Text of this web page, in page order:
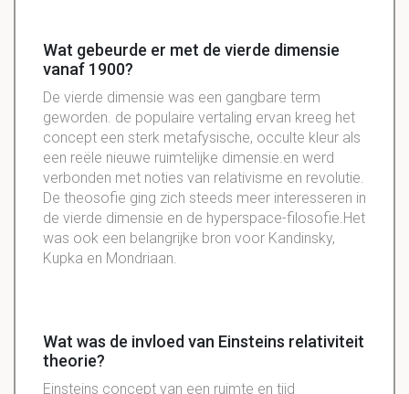
Wat gebeurde er met de vierde dimensie
vanaf 1900?
De vierde dimensie was een gangbare term
geworden. de populaire vertaling ervan kreeg het
concept een sterk metafysische, occulte kleur als
een reële nieuwe ruimtelijke dimensie.en werd
verbonden met noties van relativisme en revolutie.
De theosofie ging zich steeds meer interesseren in
de vierde dimensie en de hyperspace-filosofie.Het
was ook een belangrijke bron voor Kandinsky,
Kupka en Mondriaan.
Wat was de invloed van Einsteins relativiteit
theorie?
Einsteins concept van een ruimte en tijd